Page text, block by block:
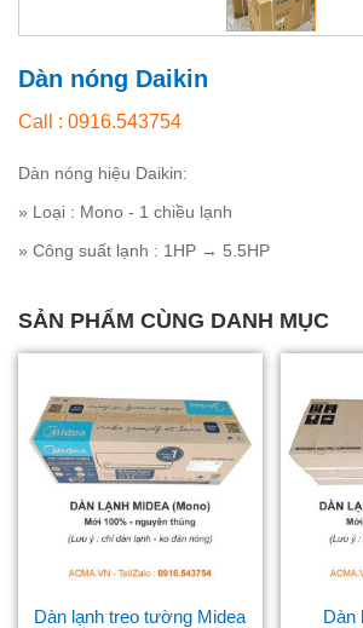
Dàn nóng Daikin
Call : 0916.543754
Dàn nóng hiệu Daikin:
» Loại : Mono - 1 chiều lạnh
» Công suất lạnh : 1HP → 5.5HP
SẢN PHẨM CÙNG DANH MỤC
Dàn lạnh treo tường Midea
Dàn